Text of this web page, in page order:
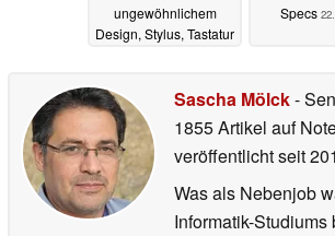
ungewöhnlichem
Design, Stylus, Tastatur
Specs
Sascha Mölck-
1855 Artikel auf
veröffentlichtseit
Was als Nebenjob
Informatik-